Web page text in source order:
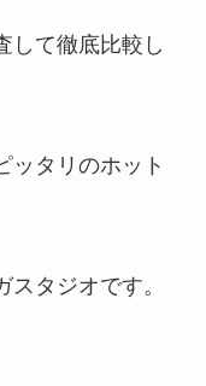
して徹底比較し
ッタリのホット
タジオです。